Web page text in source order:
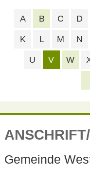
A B C D
K L M N
U V W
Gemeinde